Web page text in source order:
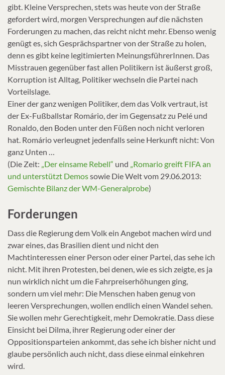
gibt. Kleine Versprechen, stets was heute von der Straße
gefordert wird, morgen Versprechungen auf die nächsten
Forderungen zu machen, das reicht nicht mehr. Ebenso wenig
genügt es, sich Gesprächspartner von der Straße zu holen,
denn es gibt keine legitimierten MeinungsführerInnen. Das
Misstrauen gegenüber fast allen Politikern ist äußerst groß,
Korruption ist Alltag, Politiker wechseln die Partei nach
Vorteilslage.
Einer der ganz wenigen Politiker, dem das Volk vertraut, ist
der Ex-Fußballstar Romário, der im Gegensatz zu Pelé und
Ronaldo, den Boden unter den Füßen noch nicht verloren
hat. Romário verleugnet jedenfalls seine Herkunft nicht: Von
ganz Unten …
(Die Zeit: „Der einsame Rebell“ und „Romario greift FIFA an
und unterstützt Demossowie Die Welt vom 29.06.2013:
Gemischte Bilanz der WM-Generalprobe)
Forderungen
Dass die Regierung dem Volk ein Angebot machen wird und
zwar eines, das Brasilien dient und nicht den
Machtinteressen einer Person oder einer Partei, das sehe ich
nicht. Mit ihren Protesten, bei denen, wie es sich zeigte, es ja
nun wirklich nicht um die Fahrpreiserhöhungen ging,
sondern um viel mehr: Die Menschen haben genug von
leeren Versprechungen, wollen endlich einen Wandel sehen.
Sie wollen mehr Gerechtigkeit, mehr Demokratie. Dass diese
Einsicht bei Dilma, ihrer Regierung oder einer der
Oppositionsparteien ankommt, das sehe ich bisher nicht und
glaube persönlich auch nicht, dass diese einmal einkehren
wird.